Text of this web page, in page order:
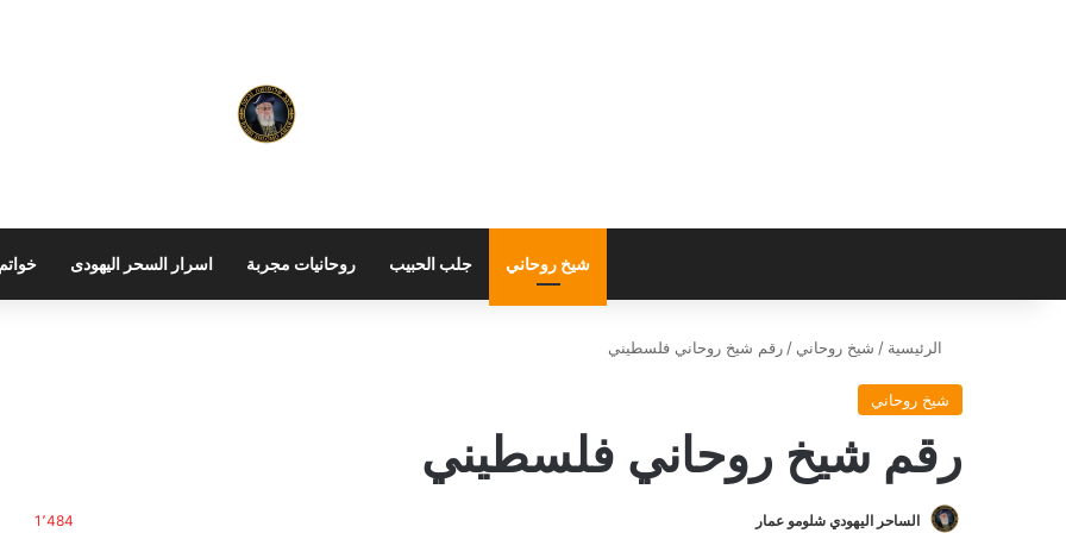
شيخ روحاني جلب الحبيب روحانيات مجربة اسرار السحر اليهودى
الرئيسية / شيخ روحاني / رقم شيخ روحاني فلسطيني
شيخ روحاني
رقم شيخ روحاني فلسطيني
الساحر اليهودي شلومو عمار 1٬484